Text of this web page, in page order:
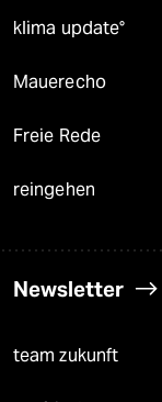
klima update°
Mauerecho
Freie Rede
reingehen
Newsletter
team zukunft